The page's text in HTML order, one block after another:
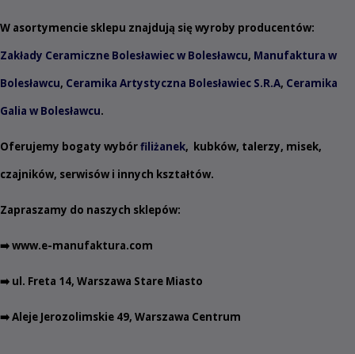
W asortymencie sklepu znajdują się wyroby producentów:
Zakłady Ceramiczne Bolesławiec w Bolesławcu, Manufaktura w
Bolesławcu, Ceramika Artystyczna Bolesławiec S.R.A, Ceramika
Galia w Bolesławcu.
Oferujemy bogaty wybórfiliżanek, kubków, talerzy, misek,
czajników, serwisów i innych kształtów.
Zapraszamy do naszych sklepów:
➡️www.e-manufaktura.com
➡️ ul. Freta 14, Warszawa Stare Miasto
➡️ Aleje Jerozolimskie 49, Warszawa Centrum